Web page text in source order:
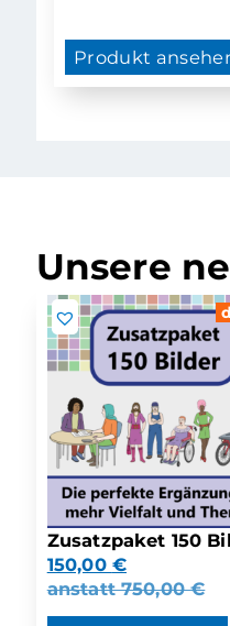
Produkt
Unsere
Zusatzpaket 150
150,00 €
anstatt750,00€